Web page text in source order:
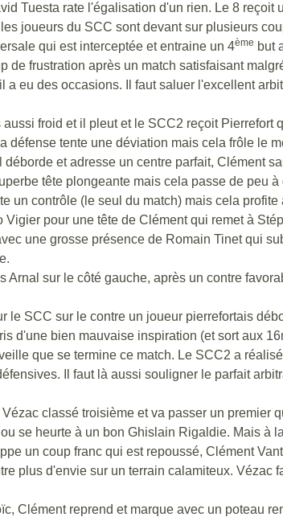
Tuesta rate l'égalisation d'un rien. Le 8 reçoit
joueurs du SCC sont devant sur plusieurs
qui est interceptée et entraine un 4ème but
de frustration après un match satisfaisant
a eu des occasions. Il faut saluer l'excellent
froid et il pleut et le SCC2 reçoit
défense tente une déviation mais cela frôle le
déborde et adresse un centre parfait, Clément
tête plongeante mais cela passe de peu à
un contrôle (le seul du match) mais cela
Vigier pour une tête de Clément qui remet à
une grosse présence de Romain Tinet qui
Arnal sur le côté gauche, après un contre
le SCC sur le contre un joueur pierrefortais
d'une bien mauvaise inspiration (et sort aux
que se termine ce match. Le SCC2 a
Il faut là aussi souligner le parfait
classé troisième et va passer un
se heurte à un bon Ghislain Rigaldie. Mais à
un coup franc qui est repoussé, Clément
plus d'envie sur un terrain calamiteux.
Clément reprend et marque avec un poteau